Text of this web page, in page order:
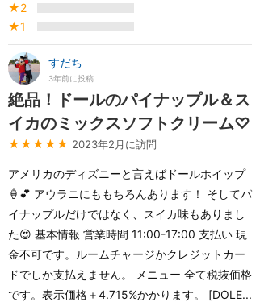
★2
★1
すだち
3年前に投稿
絶品！ドールのパイナップル＆ス
イカのミックスソフトクリーム♡
★★★★★ 2023年2月に訪問
アメリカのディズニーと言えばドールホイップ
🍦💕 アウラニにももちろんあります！ そしてパ
イナップルだけではなく、スイカ味もありまし
た😍 基本情報 営業時間 11:00-17:00 支払い 現
金不可です。ルームチャージかクレジットカー
ドでしか支払えません。 メニュー 全て税抜価格
です。表示価格＋4.715%かかります。 [DOLE...